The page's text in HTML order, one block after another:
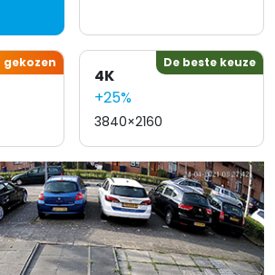
gekozen De beste keuze
4K
+25%
3840×2160